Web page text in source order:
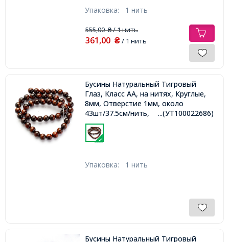
Упаковка: 1 нить
555,00₴/ 1 нить
361,00 ₴/ 1 нить
Бусины Натуральный Тигровый
Глаз, Класс АА, на нитях, Круглые,
8мм, Отверстие 1мм, около
43шт/37.5см/нить,
...(УТ100022686)
Упаковка: 1 нить
Бусины Натуральный Тигровый